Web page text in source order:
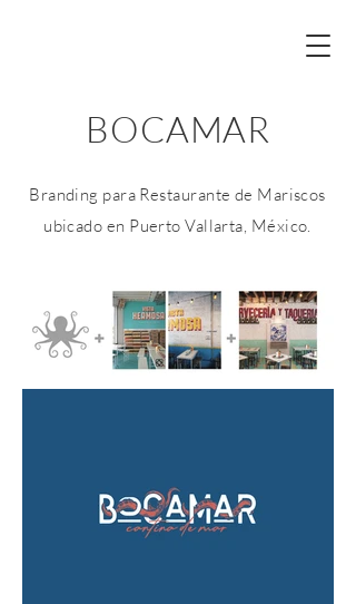
BOCAMAR
Branding para Restaurante de Mariscos
ubicado en Puerto Vallarta, México.